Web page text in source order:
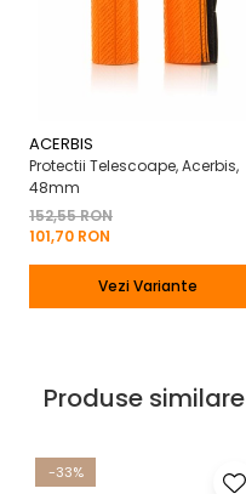
ACERBIS
Protectii Telescoape, Acerbis,
48mm
152,55 RON
101,70 RON
Vezi Variante
Produse similare
-33%